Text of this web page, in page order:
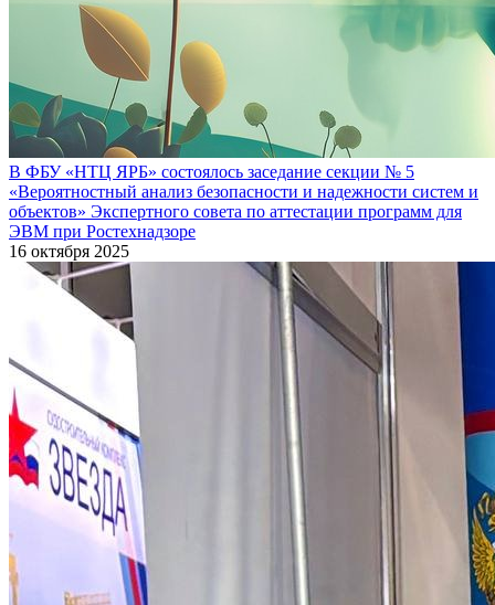
В ФБУ «НТЦ ЯРБ» состоялось заседание секции № 5
«Вероятностный анализ безопасности и надежности систем и
объектов» Экспертного совета по аттестации программ для
ЭВМ при Ростехнадзоре
16 октября 2025